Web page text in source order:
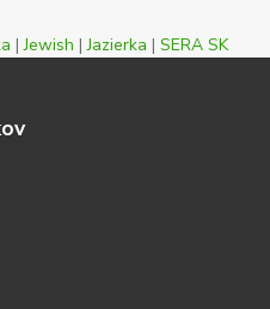
|Jewish |Jazierka | SERA SK